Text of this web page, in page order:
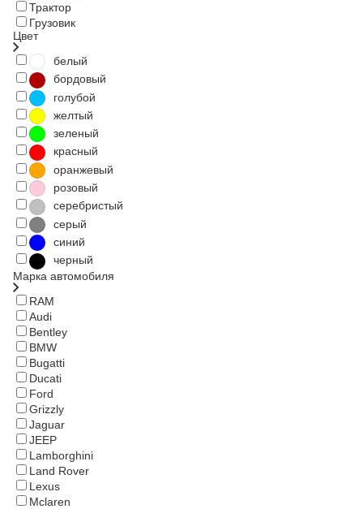
Трактор
Грузовик
Цвет
белый
бордовый
голубой
желтый
зеленый
красный
оранжевый
розовый
серебристый
серый
синий
черный
Марка автомобиля
RAM
Audi
Bentley
BMW
Bugatti
Ducati
Ford
Grizzly
Jaguar
JEEP
Lamborghini
Land Rover
Lexus
Mclaren